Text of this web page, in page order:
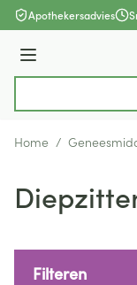
Ga naar de inhoud
Apothekersadvies
Menu
Home /
Filteren